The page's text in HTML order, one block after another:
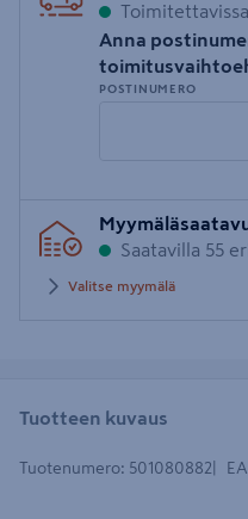
Toimitettavissa
Anna
POSTINUMERO
postinumero
Saatavilla 55
Valitse myymälä
Tuotteen kuvaus
Tuotenumero: 501080882